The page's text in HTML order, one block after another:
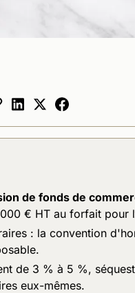
de fonds de
€ HT au forfait pour
: la convention
de 3 % à 5 %,
eux-mêmes.